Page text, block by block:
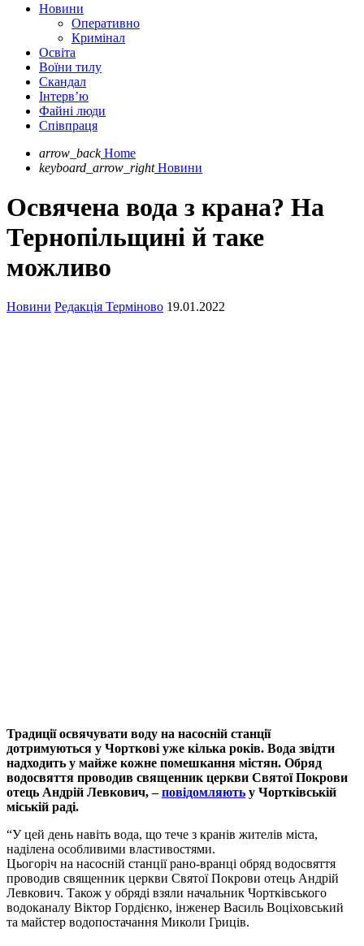
Новини
Оперативно
Кримінал
Освіта
Воїни тилу
Скандал
Інтерв’ю
Файні люди
Співпраця
arrow_back Home
keyboard_arrow_right Новини
Освячена вода з крана? На
Тернопільщині й таке
можливо
Новини Редакція Терміново 19.01.2022
Традиції освячувати воду на насосній станції
дотримуються у Чорткові уже кілька років. Вода звідти
надходить у майже кожне помешкання містян. Обряд
водосвяття проводив священник церкви Святої Покрови
отець Андрій Левкович, –повідомляють у Чортківській
міській раді.
“У цей день навіть вода, що тече з кранів жителів міста,
наділена особливими властивостями.
Цьогоріч на насосній станції рано-вранці обряд водосвяття
проводив священник церкви Святої Покрови отець Андрій
Левкович. Також у обряді взяли начальник Чортківського
водоканалу Віктор Гордієнко, інженер Василь Воціховський
та майстер водопостачання Миколи Гриців.